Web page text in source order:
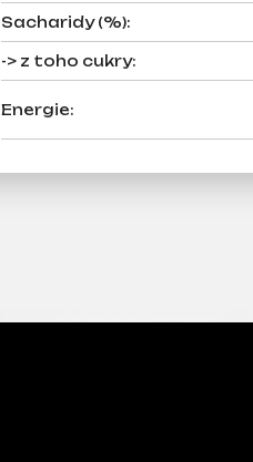
Sacharidy (%):
-> z toho cukry:
Energie: